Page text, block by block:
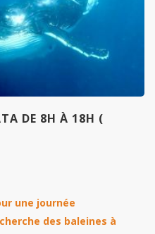
DE 8H À 18H (
une journée
des baleines à